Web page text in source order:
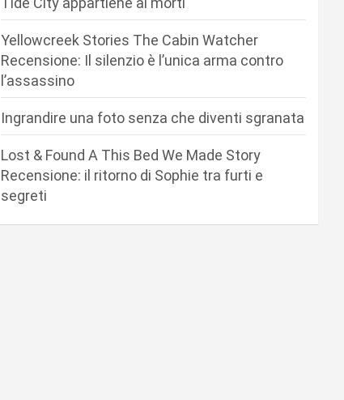
Yellowcreek Stories The Cabin Watcher
Recensione: Il silenzio è l’unica arma contro
l’assassino
Ingrandire una foto senza che diventi sgranata
Lost & Found A This Bed We Made Story
Recensione: il ritorno di Sophie tra furti e
segreti